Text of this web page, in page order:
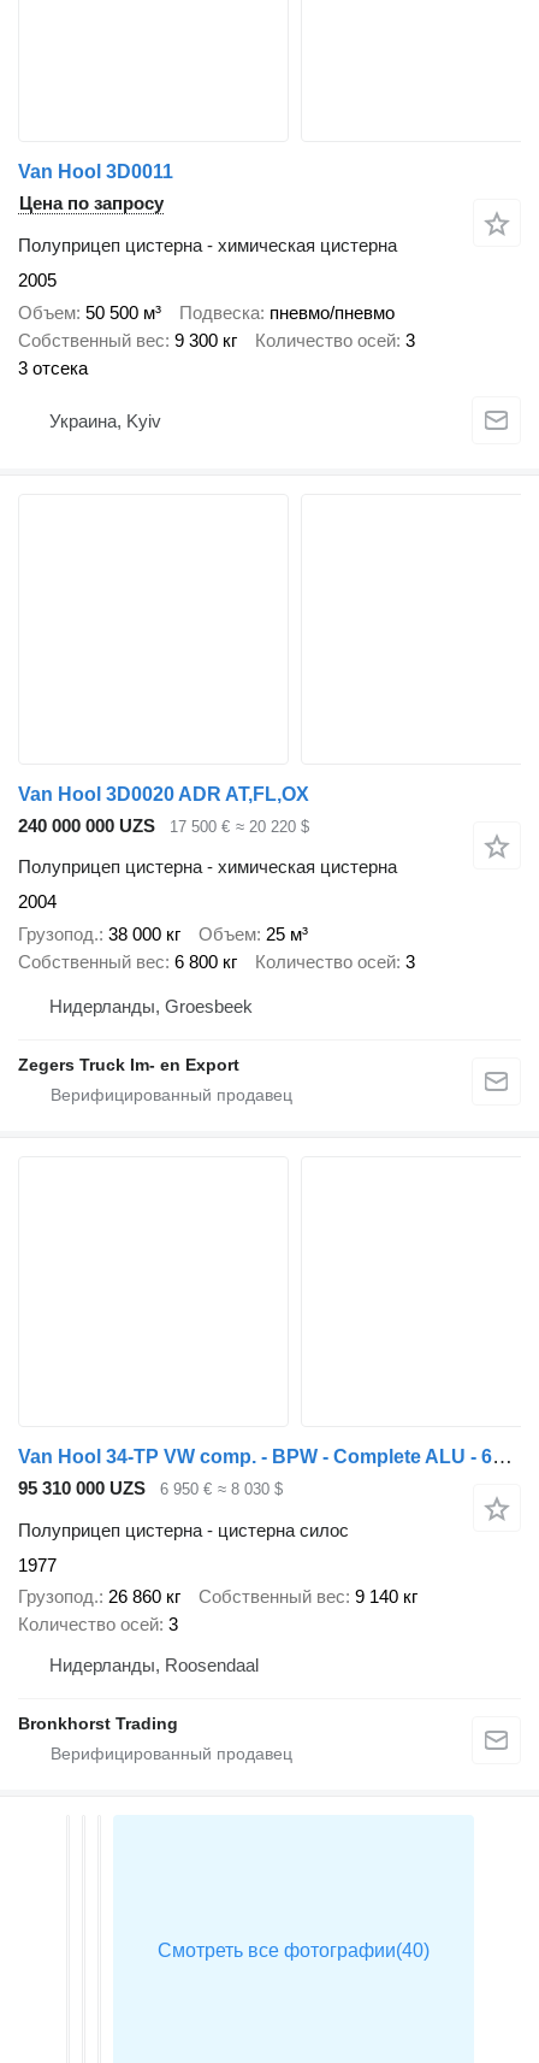
Van Hool 3D0011
Цена по запросу
Полуприцеп цистерна - химическая цистерна
2005
Объем 50 500 м³ Подвеска пневмо/пневмо
Собственный вес 9 300 кг Количество осей 3
3 отсека
Украина, Kyiv
Van Hool 3D0020 ADR AT,FL,OX
240 000 000 UZS
17 500 € ≈ 20 220 $
Полуприцеп цистерна - химическая цистерна
2004
Грузопод. 38 000 кг Объем 25 м³
Собственный вес 6 800 кг Количество осей 3
Нидерланды, Groesbeek
Zegers Truck Im- en Export
Van Hool 34-TP VW comp. - BPW - Complete ALU - 65.148
95 310 000 UZS 6 950 € ≈ 8 030 $
Полуприцеп цистерна - цистерна силос
1977
Грузопод. 26 860 кг Собственный вес 9 140 кг
Количество осей 3
Нидерланды, Roosendaal
Bronkhorst Trading